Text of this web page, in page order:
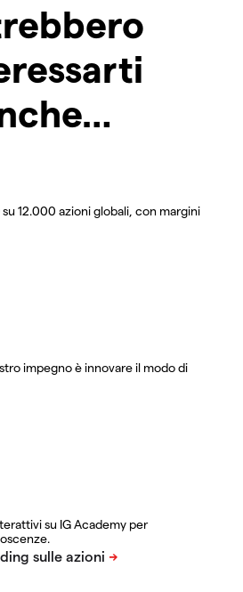
su 12.000 azioni globali, con margini
impegno è innovare il modo di
su IG Academy per